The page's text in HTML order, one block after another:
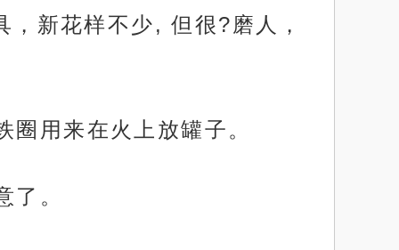
新花样不少, 但很?磨人，
用来在火上放罐子。
。